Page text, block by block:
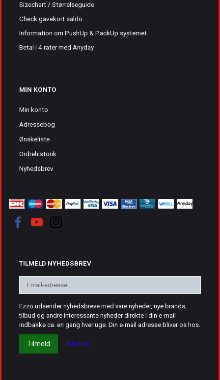
Sizechart / Størrelseguide
Check gavekort saldo
Information om PushUp & PackUp systemet
Betal i 4 rater med Anyday
MIN KONTO
Min konto
Adressebog
Ønskeliste
Ordrehistorik
Nyhedsbrev
TILMELD NYHEDSBREV
Email-
adresse
Ezzo udsender nyhedsbreve med vare nyheder, nye brands,
tilbud og andre interessante nyheder direkte i din e-mail
indbakke ca. en gang hver uge. Din e-mail adresse bliver os hos.
Tilmeld Afmeld